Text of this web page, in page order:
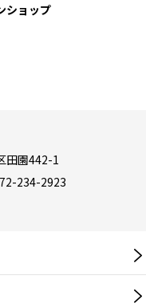
ショップ
田園442-1
234-2923